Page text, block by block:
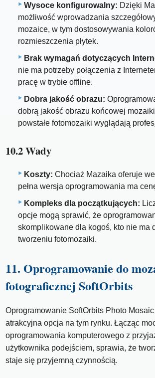
Wysoce konfigurowalny: Dzięki
możliwość wprowadzania
mozaice, w tym dostosowywania
rozmieszczenia płytek.
Brak wymagań dotyczących
nie ma potrzeby połączenia z
pracę w trybie offline.
Dobra jakość obrazu:
dobrą jakość obrazu końcowej
powstałe fotomozaiki wyglądają
10.2 Wady
Koszty: Chociaż Mazaika oferuje
pełna wersja oprogramowania ma
Kompleks dla początkujących:
opcje mogą sprawić, że
skomplikowane dla kogoś, kto nie ma
tworzeniu fotomozaiki.
11. Oprogramowanie do
fotograficznej SoftOrbits
Oprogramowanie SoftOrbits Photo
atrakcyjna opcja na tym rynku. Łącząc
oprogramowania komputerowego z
użytkownika podejściem, sprawia, że
staje się przyjemną czynnością.